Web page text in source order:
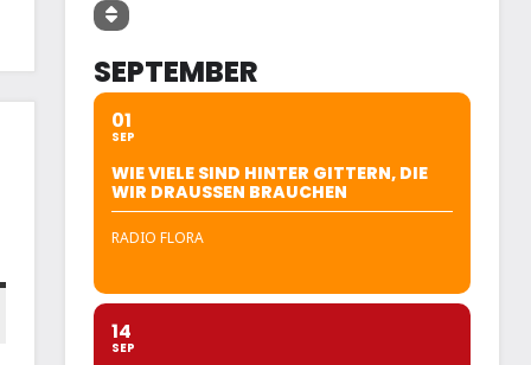
SEPTEMBER
01
SEP
WIE VIELE SIND HINTER GITTERN, DIE
WIR DRAUSSEN BRAUCHEN
RADIO FLORA
14
SEP